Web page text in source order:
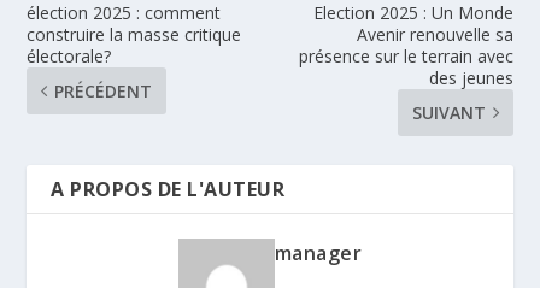
élection 2025 : comment
construire la masse critique
électorale?
PRÉCÉDENT
Election 2025 : Un Monde
Avenir renouvelle sa
présence sur le terrain avec
des jeunes
SUIVANT
A PROPOS DE L'AUTEUR
manager